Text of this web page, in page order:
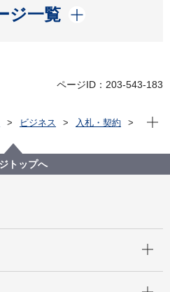
ジ一覧
開く
ページID：203-543-183
ビジネス
入札・契約
託（今宿保育園）
現在
トップへ